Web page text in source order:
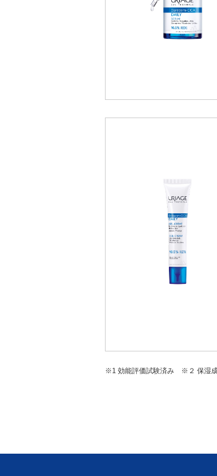
※1 効能評価試験済み ※２ 保湿